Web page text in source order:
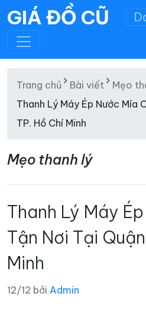
GIÁ ĐỒ CŨ
Trang chủ Bài viết
Mẹo
Thanh Lý Máy Ép Nước Mía
TP. Hồ Chí Minh
Mẹo thanh lý
Thanh Lý Máy
Tận Nơi Tại
Minh
12/12 bởi Admin